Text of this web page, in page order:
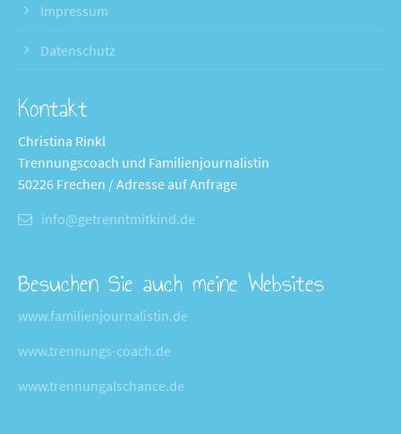
Impressum
Datenschutz
Kontakt
Christina Rinkl
Trennungscoach und Familienjournalistin
50226 Frechen / Adresse auf Anfrage
info@getrenntmitkind.de
Besuchen Sie auch meine Websites
www.familienjournalistin.de
www.trennungs-coach.de
www.trennungalschance.de